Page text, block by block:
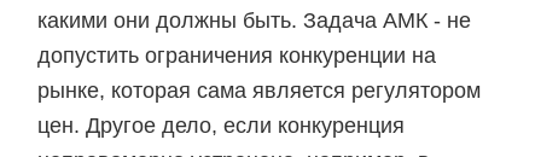
какими они должны быть. Задача АМК - не
допустить ограничения конкуренции на
рынке, которая сама является регулятором
цен. Другое дело, если конкуренция